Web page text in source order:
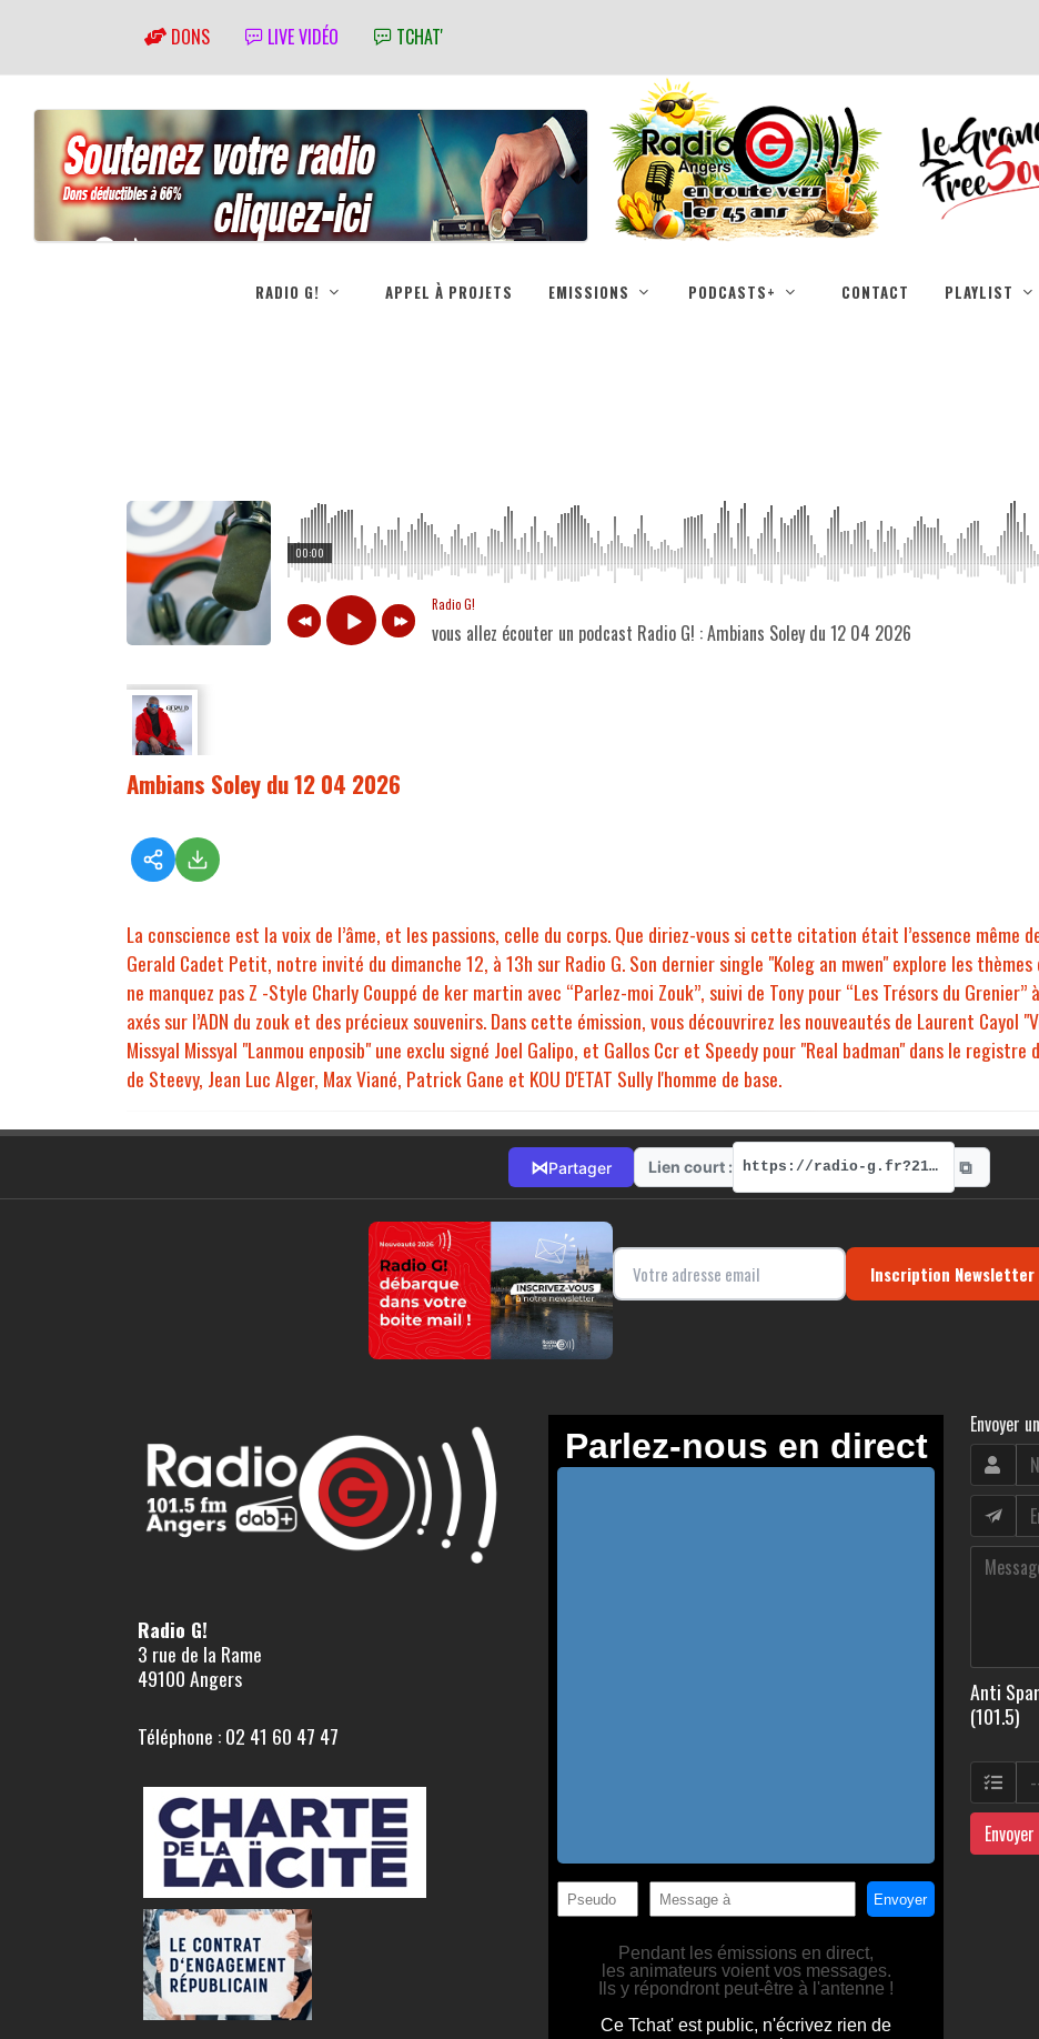
DONS LIVE VIDÉO TCHAT'
RADIO G! APPEL À PROJETS EMISSIONS PODCASTS+ CONTACT PLAYLIST
00:00
Radio G!
vous allez écouter un podcast Radio G! : Ambians Soley du 12 04 2026
Ambians Soley du 12 04 2026
La conscience est la voix de l’âme, et les passions, celle du corps. Que diriez-vous si cette citation était l’essence même
Gerald Cadet Petit, notre invité du dimanche 12, à 13h sur Radio G. Son dernier single "Koleg an mwen" explore les
ne manquez pas Z -Style Charly Couppé de ker martin avec “Parlez-moi Zouk”, suivi de Tony pour “Les Trésors du
axés sur l’ADN du zouk et des précieux souvenirs. Dans cette émission, vous découvrirez les nouveautés de Laurent Cayol
Missyal Missyal "Lanmou enposib" une exclu signé Joel Galipo, et Gallos Ccr et Speedy pour "Real badman" dans le
de Steevy, Jean Luc Alger, Max Viané, Patrick Gane et KOU D'ETAT Sully l'homme de base.
⋈Partager Lien court : https://radio-g.fr?21645 ⧉
Inscription
Radio G!
3 rue de la Rame
49100 Angers
Téléphone : 02 41 60 47 47
Envoyer
Anti
(101.5)
Envoyer